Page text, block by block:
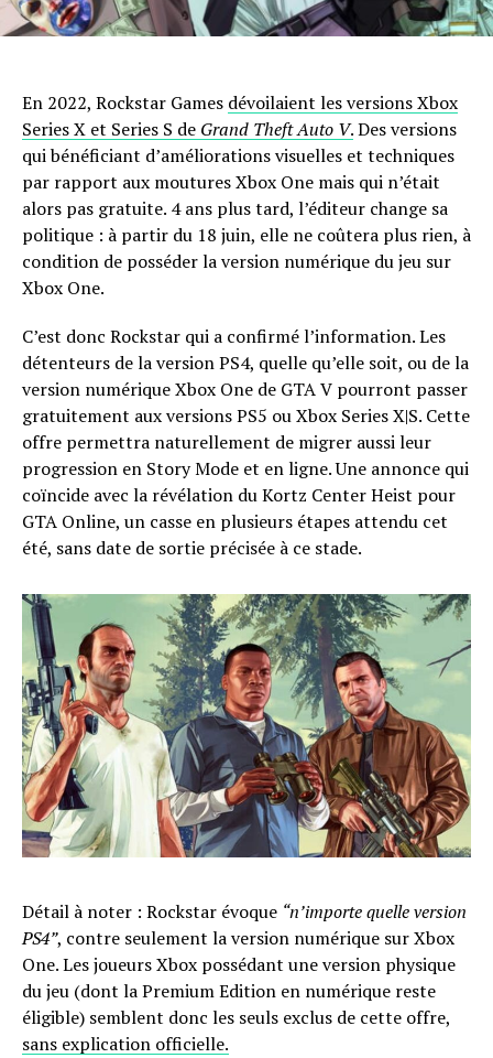
En 2022, Rockstar Games dévoilaient les versions Xbox
Series X et Series S de Grand Theft Auto V.Des versions
qui bénéficiant d’améliorations visuelles et techniques
par rapport aux moutures Xbox One mais qui n’était
alors pas gratuite. 4 ans plus tard, l’éditeur change sa
politique : à partir du 18 juin, elle ne coûtera plus rien, à
condition de posséder la version numérique du jeu sur
Xbox One.
C’est donc Rockstar qui a confirmé l’information. Les
détenteurs de la version PS4, quelle qu’elle soit, ou de la
version numérique Xbox One de GTA V pourront passer
gratuitement aux versions PS5 ou Xbox Series X|S. Cette
offre permettra naturellement de migrer aussi leur
progression en Story Mode et en ligne. Une annonce qui
coïncide avec la révélation du Kortz Center Heist pour
GTA Online, un casse en plusieurs étapes attendu cet
été, sans date de sortie précisée à ce stade.
Détail à noter : Rockstar évoque “n’importe quelle version
PS4”, contre seulement la version numérique sur Xbox
One. Les joueurs Xbox possédant une version physique
du jeu (dont la Premium Edition en numérique reste
éligible) semblent donc les seuls exclus de cette offre,
sans explication officielle.